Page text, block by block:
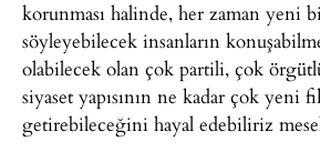
korunması halinde, her zaman yeni
söyleyebilecek insanların
olabilecek olan çok partili, çok
siyaset yapısının ne kadar çok yeni
getirebileceğini hayal edebiliriz